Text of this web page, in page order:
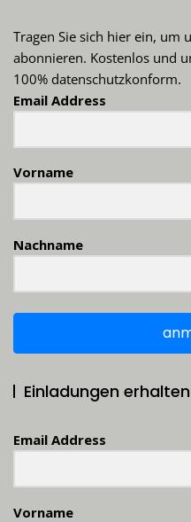
Tragen Sie sich hier ein, um
abonnieren. Kostenlos und
100% datenschutzkonform.
Email Address
Vorname
Nachname
Einladungen erhalten
Email Address
Vorname